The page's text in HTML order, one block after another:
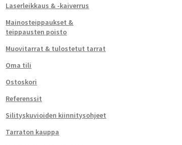
Laserleikkaus & -kaiverrus
Mainosteippaukset &
teippausten poisto
Muovitarrat & tulostetut tarrat
Oma tili
Ostoskori
Referenssit
Silityskuvioiden kiinnitysohjeet
Tarraton kauppa